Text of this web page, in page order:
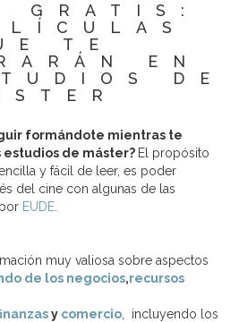
GRATIS:
TE
EN
DE
formándote mientras te
estudios de máster? El propósito
y fácil de leer, es poder
del cine con algunas de las
EUDE
muy valiosa sobre aspectos
de los negocios,recursos
y comercio , incluyendo los